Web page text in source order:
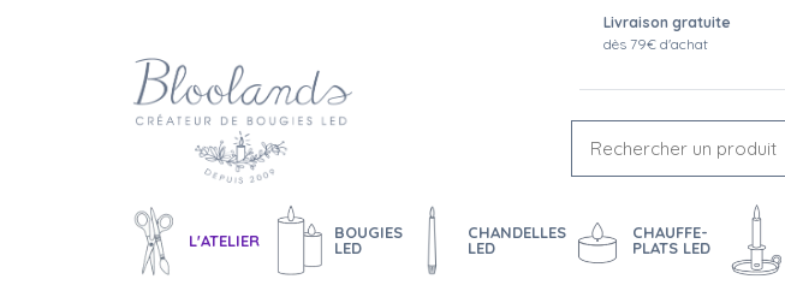
Livraison gratuite
dès 79€ d'achat
L'ATELIER
BOUGIES
LED
CHANDELLES
LED
CHAUFFE-
PLATS LED